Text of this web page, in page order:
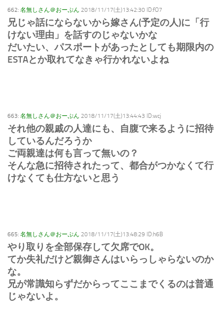
662: 名無しさん＠おーぷん 2018/11/17(土)13:42:30 ID:fO7
兄じゃ話にならないから嫁さん(予定の人)に「行
けない理由」を話すのじゃないかな
だいたい、パスポートがあったとしても期限内の
ESTAとか取れてなきゃ行かれないよね
663: 名無しさん＠おーぷん 2018/11/17(土)13:44:43 ID:wcj
それ他の親戚の人達にも、自腹で来るように招待
しているんだろうか
ご両親達は何も言って無いの？
そんな急に招待されたって、都合がつかなくて行
けなくても仕方ないと思う
665: 名無しさん＠おーぷん 2018/11/17(土)13:48:29 ID:h6B
やり取りを全部保存して欠席でOK。
てか失礼だけど親御さんはいらっしゃらないのか
な。
兄が常識知らずだからってここまでくるのは普通
じゃないよ。